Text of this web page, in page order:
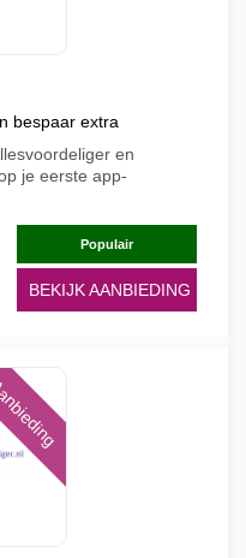
bespaar extra
en
je eerste app-
Populair
BEKIJK AANBIEDING